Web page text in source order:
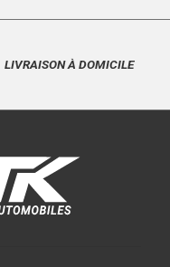
LIVRAISON À DOMICILE